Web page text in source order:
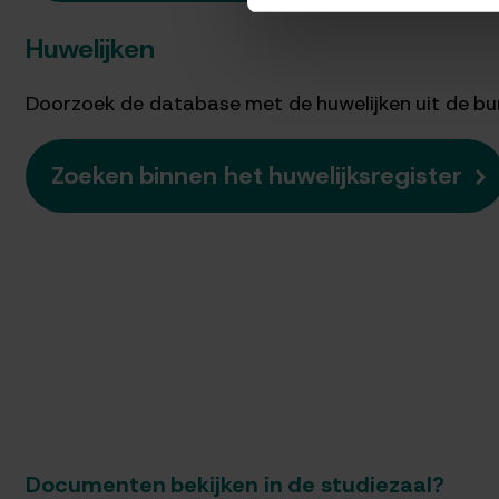
Huwelijken
Doorzoek de database met de huwelijken uit de
Zoeken binnen het huwelijksregister
Documenten bekijken in de studiezaal?